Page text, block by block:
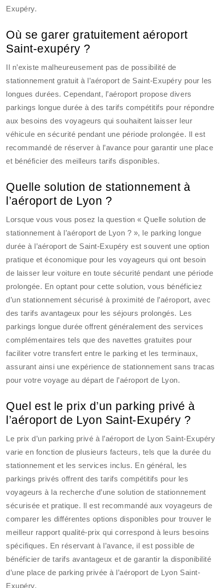
Exupéry.
Où se garer gratuitement aéroport
Saint-exupéry ?
Il n’existe malheureusement pas de possibilité de
stationnement gratuit à l’aéroport de Saint-Exupéry pour les
longues durées. Cependant, l’aéroport propose divers
parkings longue durée à des tarifs compétitifs pour répondre
aux besoins des voyageurs qui souhaitent laisser leur
véhicule en sécurité pendant une période prolongée. Il est
recommandé de réserver à l’avance pour garantir une place
et bénéficier des meilleurs tarifs disponibles.
Quelle solution de stationnement à
l’aéroport de Lyon ?
Lorsque vous vous posez la question « Quelle solution de
stationnement à l’aéroport de Lyon ? », le parking longue
durée à l’aéroport de Saint-Exupéry est souvent une option
pratique et économique pour les voyageurs qui ont besoin
de laisser leur voiture en toute sécurité pendant une période
prolongée. En optant pour cette solution, vous bénéficiez
d’un stationnement sécurisé à proximité de l’aéroport, avec
des tarifs avantageux pour les séjours prolongés. Les
parkings longue durée offrent généralement des services
complémentaires tels que des navettes gratuites pour
faciliter votre transfert entre le parking et les terminaux,
assurant ainsi une expérience de stationnement sans tracas
pour votre voyage au départ de l’aéroport de Lyon.
Quel est le prix d’un parking privé à
l’aéroport de Lyon Saint-Exupéry ?
Le prix d’un parking privé à l’aéroport de Lyon Saint-Exupéry
varie en fonction de plusieurs facteurs, tels que la durée du
stationnement et les services inclus. En général, les
parkings privés offrent des tarifs compétitifs pour les
voyageurs à la recherche d’une solution de stationnement
sécurisée et pratique. Il est recommandé aux voyageurs de
comparer les différentes options disponibles pour trouver le
meilleur rapport qualité-prix qui correspond à leurs besoins
spécifiques. En réservant à l’avance, il est possible de
bénéficier de tarifs avantageux et de garantir la disponibilité
d’une place de parking privée à l’aéroport de Lyon Saint-
Exupéry.